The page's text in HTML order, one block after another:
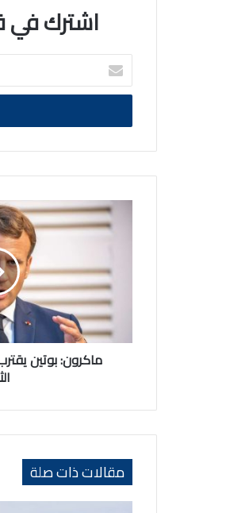
اشترك في
اكتب
بريدك
الالكتروني
ماكرون:
بوتين
ترمب
للمرة
الثانية
ماكرون: بوتين
مقالات ذات صلة